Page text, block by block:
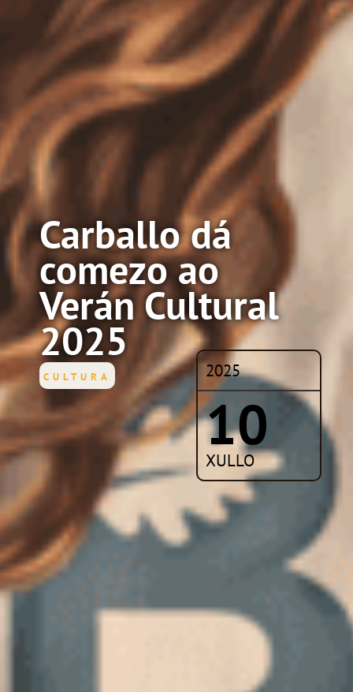
2025
10
XULLO
Carballo dá
comezo ao
Verán Cultural
2025
CULTURA